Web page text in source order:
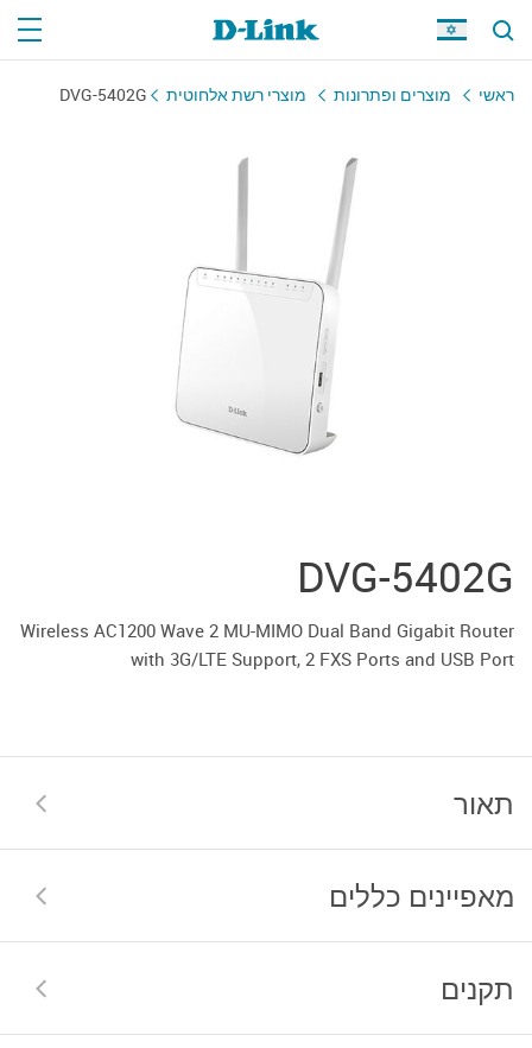
ראשי מוצרים ופתרונות מוצרי רשת אלחוטית DVG-5402G
DVG-5402G
Wireless AC1200 Wave 2 MU-MIMO Dual Band Gigabit Router
with 3G/LTE Support, 2 FXS Ports and USB Port
תאור
מאפיינים כללים
תקנים